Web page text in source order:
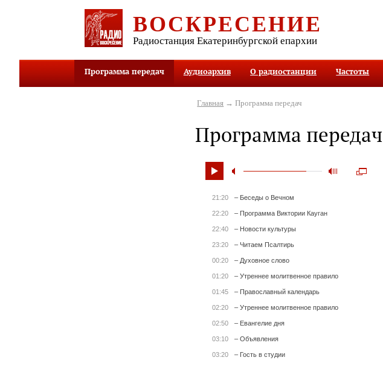
ВОСКРЕСЕНИЕ
Радиостанция Екатеринбургской епархии
Программа передач Аудиоархив О радиостанции Частоты
Главная → Программа передач
Программа передач
21:20 – Беседы о Вечном
22:20 – Программа Виктории Кауган
22:40 – Новости культуры
23:20 – Читаем Псалтирь
00:20 – Духовное слово
01:20 – Утреннее молитвенное правило
01:45 – Православный календарь
02:20 – Утреннее молитвенное правило
02:50 – Евангелие дня
03:10 – Объявления
03:20 – Гость в студии